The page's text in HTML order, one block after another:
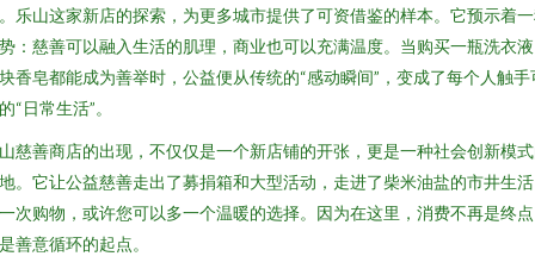
乐山这家新店的探索，为更多城市提供了可资借鉴的样本。它预示着
：慈善可以融入生活的肌理，商业也可以充满温度。当购买一瓶洗衣
香皂都能成为善举时，公益便从传统的“感动瞬间”，变成了每个人触手
“日常生活”。
慈善商店的出现，不仅仅是一个新店铺的开张，更是一种社会创新模
。它让公益慈善走出了募捐箱和大型活动，走进了柴米油盐的市井生
次购物，或许您可以多一个温暖的选择。因为在这里，消费不再是终
善意循环的起点。